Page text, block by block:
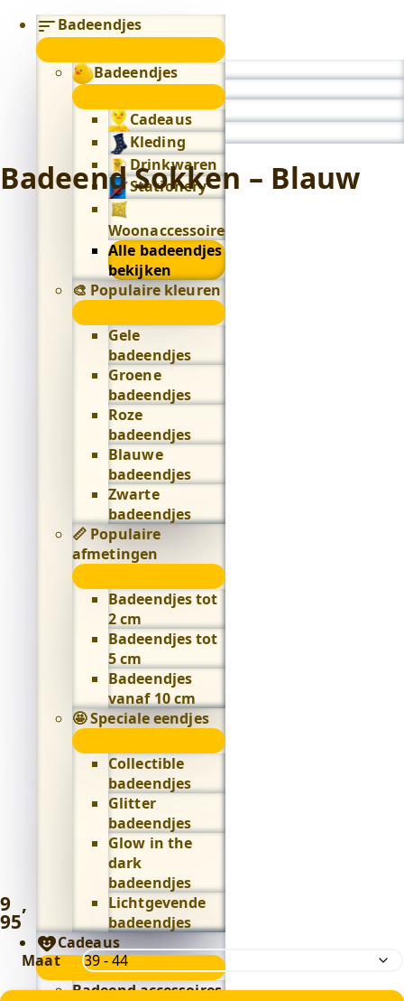
Badeendjes
Badeendjes
Cadeaus
Kleding
Drinkwaren
Stationery
Woonaccessoires
Alle badeendjes
bekijken
🎨 Populaire kleuren
Populaire
kleuren
submenu
Gele
badeendjes
Groene
badeendjes
Roze
badeendjes
Blauwe
badeendjes
Zwarte
badeendjes
📏 Populaire
afmetingen
Populaire
submenu
Badeendjes tot
2 cm
Badeendjes tot
5 cm
Badeendjes
vanaf 10 cm
🤩 Speciale eendjes
Speciale
eendjes
submenu
Collectible
badeendjes
Glitter
badeendjes
Glow in the
dark
badeendjes
Lichtgevende
badeendjes
Cadeaus
Cadeaus
submenu
Badeend accessoires
Badeend Sokken – Blauw
9 ,
95
Maat